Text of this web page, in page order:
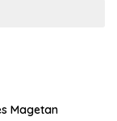
Magetan